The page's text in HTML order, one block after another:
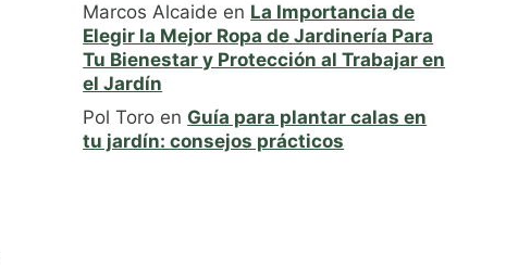
Marcos Alcaide en La Importancia de
Elegir la Mejor Ropa de Jardinería Para
Tu Bienestar y Protección al Trabajar en
el Jardín
Pol Toro en Guía para plantar calas en
tu jardín: consejos prácticos